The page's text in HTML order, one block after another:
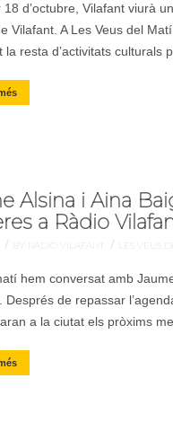
18 d’octubre, Vilafant viurà
Vilafant. A Les Veus del
la resta d’activitats culturals
Alsina i Aina
a Ràdio
/ BY RADIO VILAFANT / LES VEUS
hem conversat amb
Després de repassar
a la ciutat els pròxims